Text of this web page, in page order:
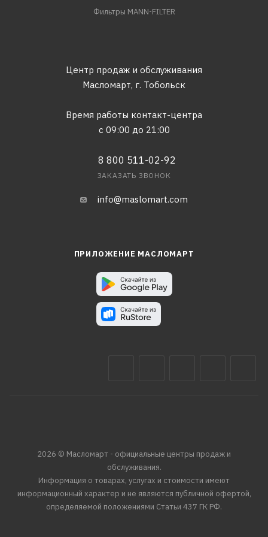
Фильтры MANN-FILTER
Центр продаж и обслуживания
Масломарт, г. Тобольск
Время работы контакт-центра
с 09:00 до 21:00
8 800 511-02-92
ЗАКАЗАТЬ ЗВОНОК
info@maslomart.com
ПРИЛОЖЕНИЕ МАСЛОМАРТ
2026 © Масломарт - официальные центры продаж и
обслуживания.
Информация о товарах, услугах и стоимости имеют
информационный характер и не являются публичной офертой,
определяемой положениями Статьи 437 ГК РФ.